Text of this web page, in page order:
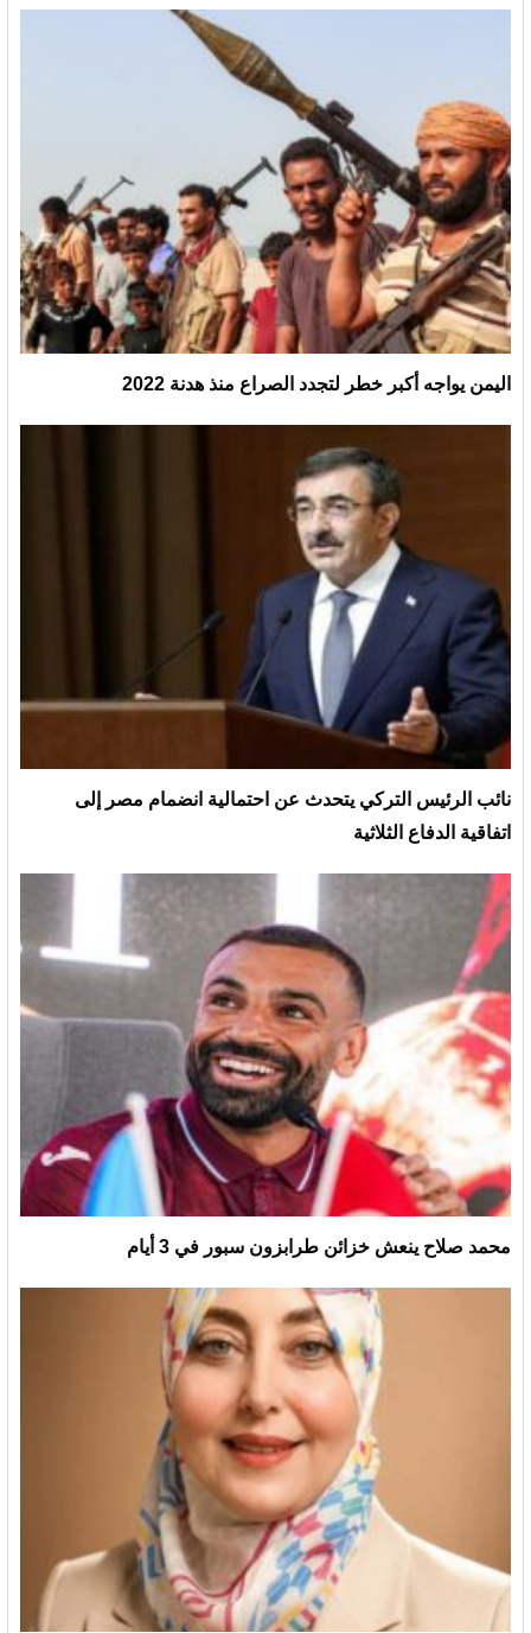
اليمن يواجه أكبر خطر لتجدد الصراع منذ هدنة 2022
نائب الرئيس التركي يتحدث عن احتمالية انضمام مصر إلى
اتفاقية الدفاع الثلاثية
محمد صلاح ينعش خزائن طرابزون سبور في 3 أيام